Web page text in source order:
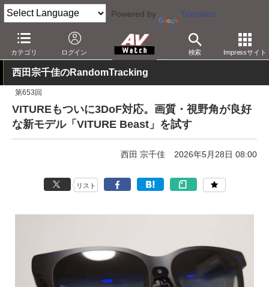
Powered by Translate
カテゴリ ログイン 検索 Impressサイト
AV Watch 製品 HMD/スマートグラス
西田宗千佳のRandomTracking
第653回
VITUREもついに3DoF対応。画質・視野角が良好
な新モデル「VITURE Beast」を試す
西田 宗千佳 2026年5月28日 08:00
リスト